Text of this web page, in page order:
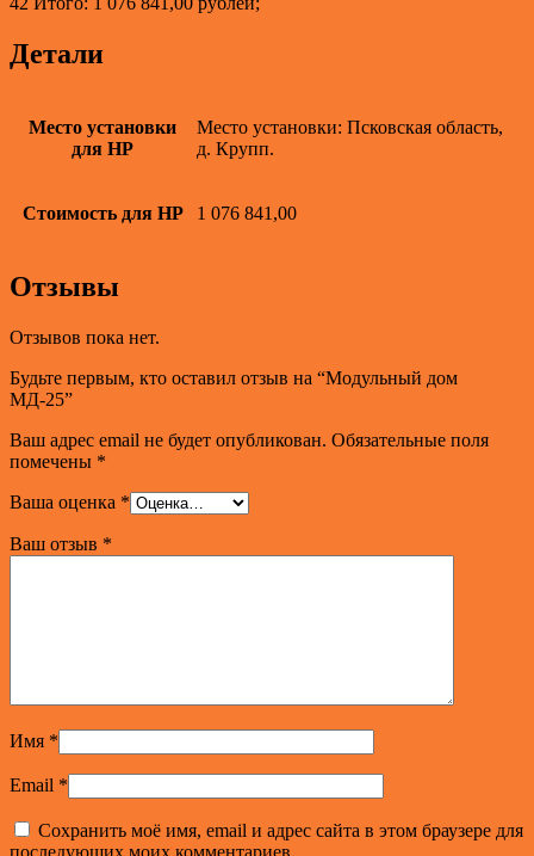
Детали
Место установки
для НР
Место установки: Псковская область,
д. Крупп.
Стоимость для НР 1 076 841,00
Отзывы
Отзывов пока нет.
Будьте первым, кто оставил отзыв на “Модульный дом
МД-25”
Ваш адрес email не будет опубликован. Обязательные поля
помечены *
Ваша оценка *
Ваш отзыв *
Имя *
Email *
Сохранить моё имя, email и адрес сайта в этом браузере для
последующих моих комментариев.